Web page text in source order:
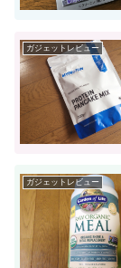
ガジェットレビュー
ガジェットレビュー